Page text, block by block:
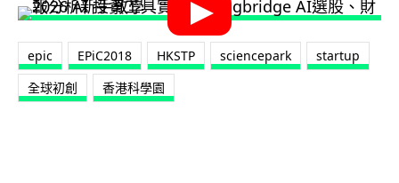
epic EPiC2018 HKSTP sciencepark
startup
全球初創
‎香港科學園‬